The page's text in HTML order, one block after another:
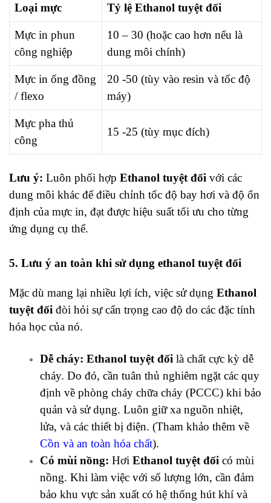
Loại mực Tỷ lệ Ethanol tuyệt đối
Mực in phun
công nghiệp
10 – 30 (hoặc cao hơn nếu là
dung môi chính)
Mực in ống đồng
/ flexo
20 -50 (tùy vào resin và tốc độ
máy)
Mực pha thủ
công
15 -25 (tùy mục đích)
Lưu ý: Luôn phối hợp Ethanol tuyệt đối với các
dung môi khác để điều chỉnh tốc độ bay hơi và độ ổn
định của mực in, đạt được hiệu suất tối ưu cho từng
ứng dụng cụ thể.
5. Lưu ý an toàn khi sử dụng ethanol tuyệt đối
Mặc dù mang lại nhiều lợi ích, việc sử dụng Ethanol
tuyệt đối đòi hỏi sự cẩn trọng cao độ do các đặc tính
hóa học của nó.
Dễ cháy: Ethanol tuyệt đối là chất cực kỳ dễ
cháy. Do đó, cần tuân thủ nghiêm ngặt các quy
định về phòng cháy chữa cháy (PCCC) khi bảo
quản và sử dụng. Luôn giữ xa nguồn nhiệt,
lửa, và các thiết bị điện. (Tham khảo thêm về
Cồn và an toàn hóa chất).
Có mùi nồng: Hơi Ethanol tuyệt đối có mùi
nồng. Khi làm việc với số lượng lớn, cần đảm
bảo khu vực sản xuất có hệ thống hút khí và